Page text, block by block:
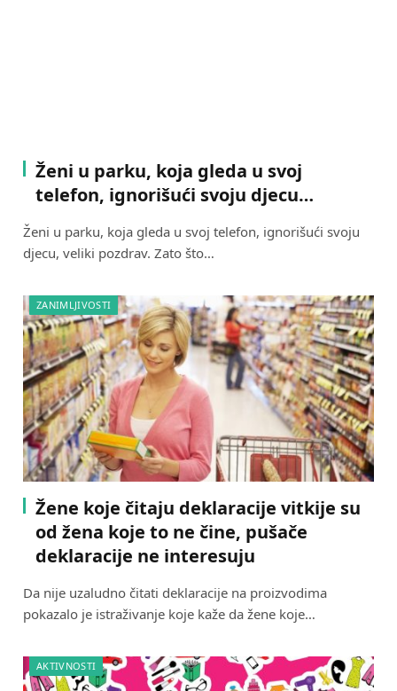
Ženi u parku, koja gleda u svoj
telefon, ignorišući svoju djecu…
Ženi u parku, koja gleda u svoj telefon, ignorišući svoju
djecu, veliki pozdrav. Zato što…
ZANIMLJIVOSTI
Žene koje čitaju deklaracije vitkije su
od žena koje to ne čine, pušače
deklaracije ne interesuju
Da nije uzaludno čitati deklaracije na proizvodima
pokazalo je istraživanje koje kaže da žene koje…
AKTIVNOSTI